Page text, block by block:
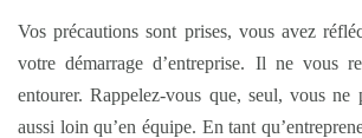
Vos précautions sont prises, vous avez
votre démarrage d’entreprise. Il ne vous
entourer. Rappelez-vous que, seul, vous ne
aussi loin qu’en équipe. En tant